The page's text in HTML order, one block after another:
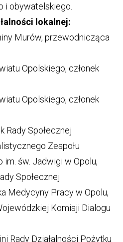
i obywatelskiego.
lokalnej:
Murów, przewodnicząca
Opolskiego, członek
Opolskiego, członek
Rady Społecznej
Zespołu
św. Jadwigi w Opolu,
Społecznej
Medycyny Pracy w Opolu,
Komisji Dialogu
Rady Działalności Pożytku